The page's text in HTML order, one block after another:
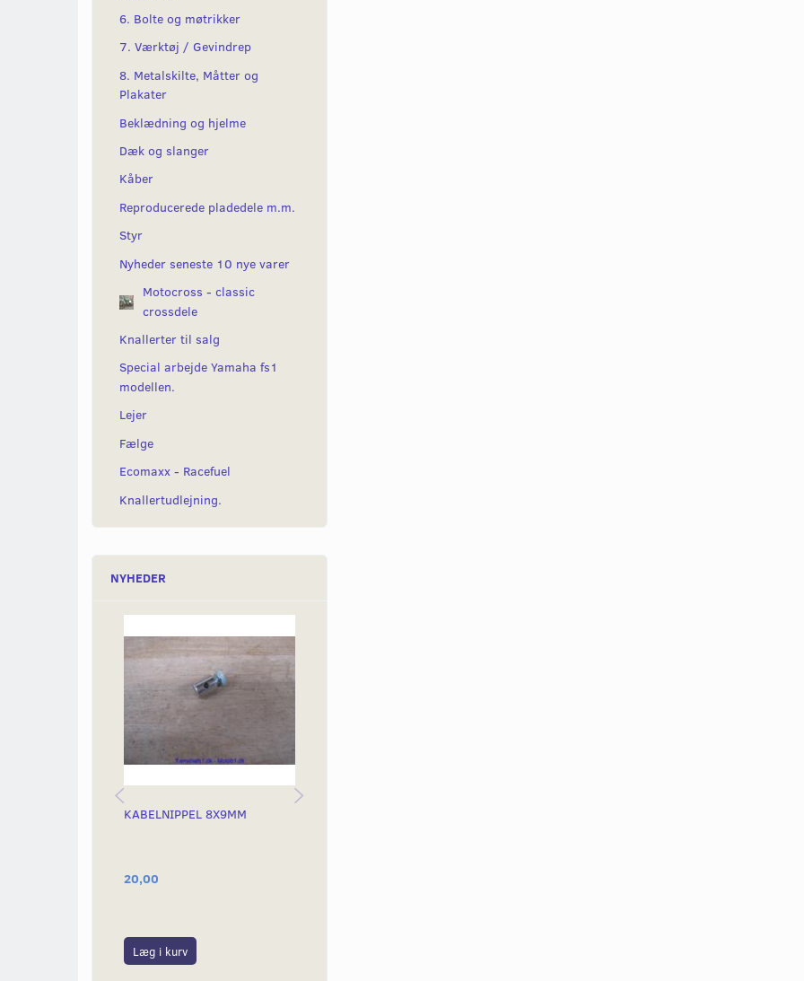
6. Bolte og møtrikker
7. Værktøj / Gevindrep
8. Metalskilte, Måtter og
Plakater
Beklædning og hjelme
Dæk og slanger
Kåber
Reproducerede pladedele m.m.
Styr
Nyheder seneste 10 nye varer
Motocross - classic
crossdele
Knallerter til salg
Special arbejde Yamaha fs1
modellen.
Lejer
Fælge
Ecomaxx - Racefuel
Knallertudlejning.
NYHEDER
KABELNIPPEL 8X9MM
20,00
Læg i kurv